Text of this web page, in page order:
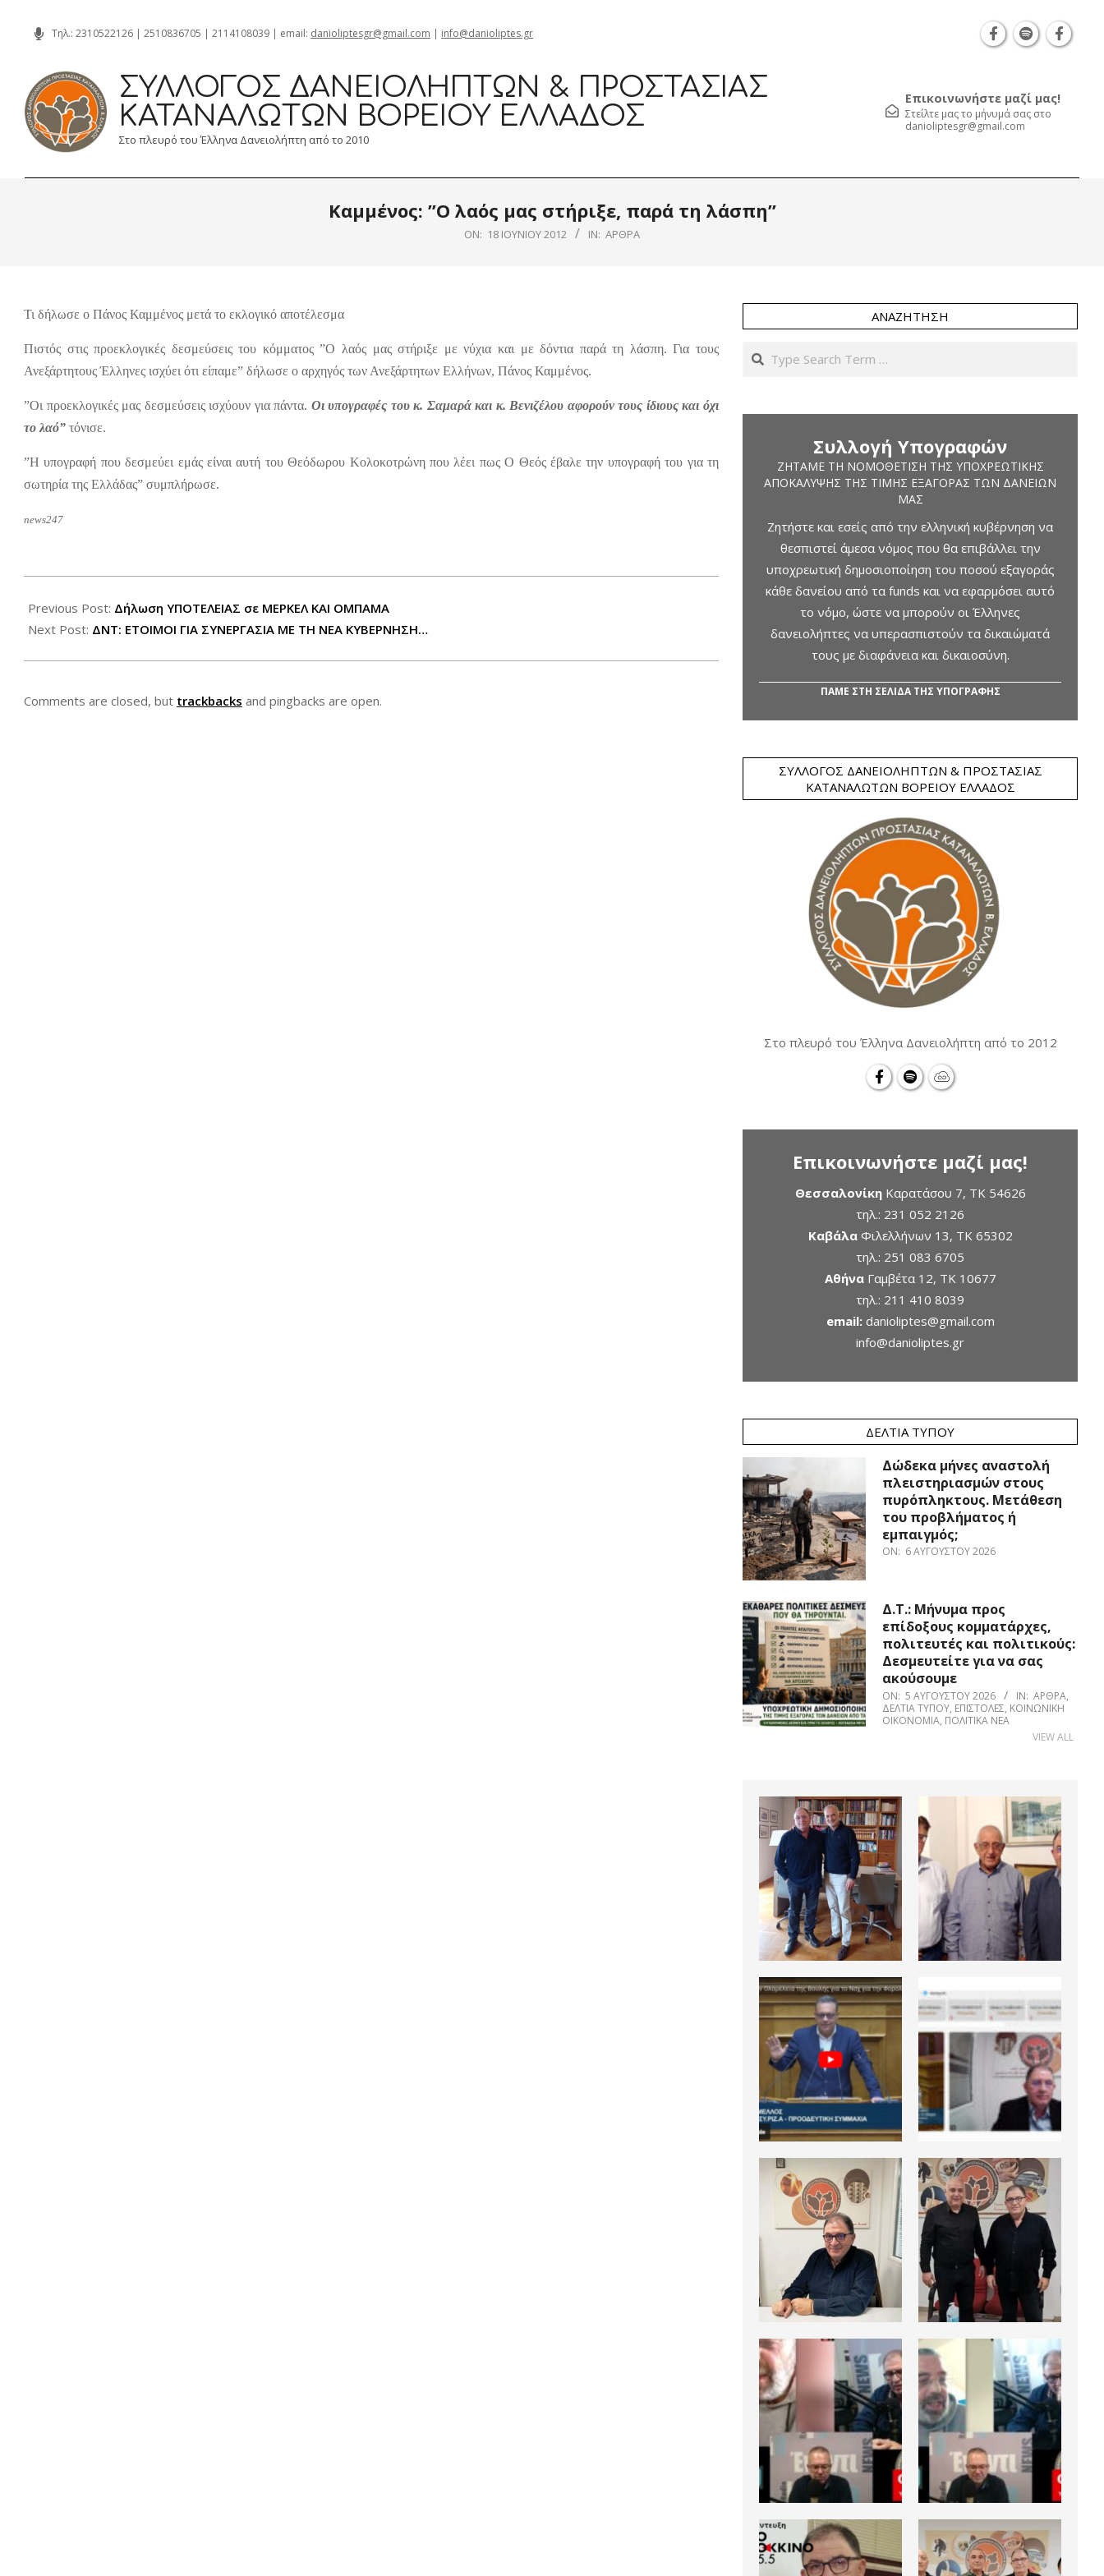
content
Τηλ.: 2310522126 | 2510836705 | 2114108039 | email: danioliptesgr@gmail.com | info@danioliptes.gr
ΣΎΛΛΟΓΟΣ ΔΑΝΕΙΟΛΗΠΤΏΝ & ΠΡΟΣΤΑΣΊΑΣ
ΚΑΤΑΝΑΛΩΤΏΝ ΒΟΡΕΊΟΥ ΕΛΛΆΔΟΣ
Στο πλευρό του Έλληνα Δανειολήπτη από το 2010
Επικοινωνήστε μαζί μας!
Στείλτε μας το μήνυμά σας στο
danioliptesgr@gmail.com
Καμμένος: ”Ο λαός μας στήριξε, παρά τη λάσπη”
ON: 18 ΙΟΥΝΊΟΥ 2012 IN: ΆΡΘΡΑ
Τι δήλωσε ο Πάνος Καμμένος μετά το εκλογικό αποτέλεσμα
Πιστός στις προεκλογικές δεσμεύσεις του κόμματος ”Ο λαός μας στήριξε με νύχια και με δόντια παρά τη λάσπη. Για τους
Ανεξάρτητους Έλληνες ισχύει ότι είπαμε” δήλωσε ο αρχηγός των Ανεξάρτητων Ελλήνων, Πάνος Καμμένος.
”Οι προεκλογικές μας δεσμεύσεις ισχύουν για πάντα. Οι υπογραφές του κ. Σαμαρά και κ. Βενιζέλου αφορούν τους ίδιους και όχι
το λαό” τόνισε.
”Η υπογραφή που δεσμεύει εμάς είναι αυτή του Θεόδωρου Κολοκοτρώνη που λέει πως Ο Θεός έβαλε την υπογραφή του για τη
σωτηρία της Ελλάδας” συμπλήρωσε.
news247
06-
18
Previous Post: Δήλωση ΥΠΟΤΕΛΕΙΑΣ σε ΜΕΡΚΕΛ ΚΑΙ ΟΜΠΑΜΑ
Next Post: ΔΝΤ: ΕΤΟΙΜΟΙ ΓΙΑ ΣΥΝΕΡΓΑΣΙΑ ΜΕ ΤΗ ΝΕΑ ΚΥΒΕΡΝΗΣΗ…
Comments are closed, but trackbacks and pingbacks are open.
ΑΝΑΖΉΤΗΣΗ
Search
Συλλογή Υπογραφών
ΖΗΤΆΜΕ ΤΗ ΝΟΜΟΘΈΤΙΣΗ ΤΗΣ ΥΠΟΧΡΕΩΤΙΚΉΣ
ΑΠΟΚΆΛΥΨΗΣ ΤΗΣ ΤΙΜΉΣ ΕΞΑΓΟΡΆΣ ΤΩΝ ΔΑΝΕΊΩΝ
ΜΑΣ
Ζητήστε και εσείς από την ελληνική κυβέρνηση να
θεσπιστεί άμεσα νόμος που θα επιβάλλει την
υποχρεωτική δημοσιοποίηση του ποσού εξαγοράς
κάθε δανείου από τα funds και να εφαρμόσει αυτό
το νόμο, ώστε να μπορούν οι Έλληνες
δανειολήπτες να υπερασπιστούν τα δικαιώματά
τους με διαφάνεια και δικαιοσύνη.
ΠΑΜΕ ΣΤΗ ΣΕΛΙΔΑ ΤΗΣ ΥΠΟΓΡΑΦΗΣ
ΣΎΛΛΟΓΟΣ ΔΑΝΕΙΟΛΗΠΤΏΝ & ΠΡΟΣΤΑΣΊΑΣ
ΚΑΤΑΝΑΛΩΤΏΝ ΒΟΡΕΊΟΥ ΕΛΛΆΔΟΣ
Στο πλευρό του Έλληνα Δανειολήπτη από το 2012
Επικοινωνήστε μαζί μας!
ΘεσσαλονίκηΚαρατάσου 7, TK 54626
τηλ.: 231 052 2126
ΚαβάλαΦιλελλήνων 13, ΤΚ 65302
τηλ.: 251 083 6705
ΑθήναΓαμβέτα 12, ΤΚ 10677
τηλ.: 211 410 8039
email: danioliptes@gmail.com
info@danioliptes.gr
ΔΕΛΤΊΑ ΤΎΠΟΥ
Δώδεκα μήνες αναστολή
πλειστηριασμών στους
πυρόπληκτους. Μετάθεση
του προβλήματος ή
εμπαιγμός;
ON: 6 ΑΥΓΟΎΣΤΟΥ 2026
Δ.Τ.: Μήνυμα προς
επίδοξους κομματάρχες,
πολιτευτές και πολιτικούς:
Δεσμευτείτε για να σας
ακούσουμε
ON: 5 ΑΥΓΟΎΣΤΟΥ 2026 IN: ΆΡΘΡΑ,
ΔΕΛΤΊΑ ΤΎΠΟΥ, ΕΠΙΣΤΟΛΈΣ, ΚΟΙΝΩΝΙΚΉ
ΟΙΚΟΝΟΜΊΑ, ΠΟΛΙΤΙΚΆ ΝΈΑ
VIEW ALL